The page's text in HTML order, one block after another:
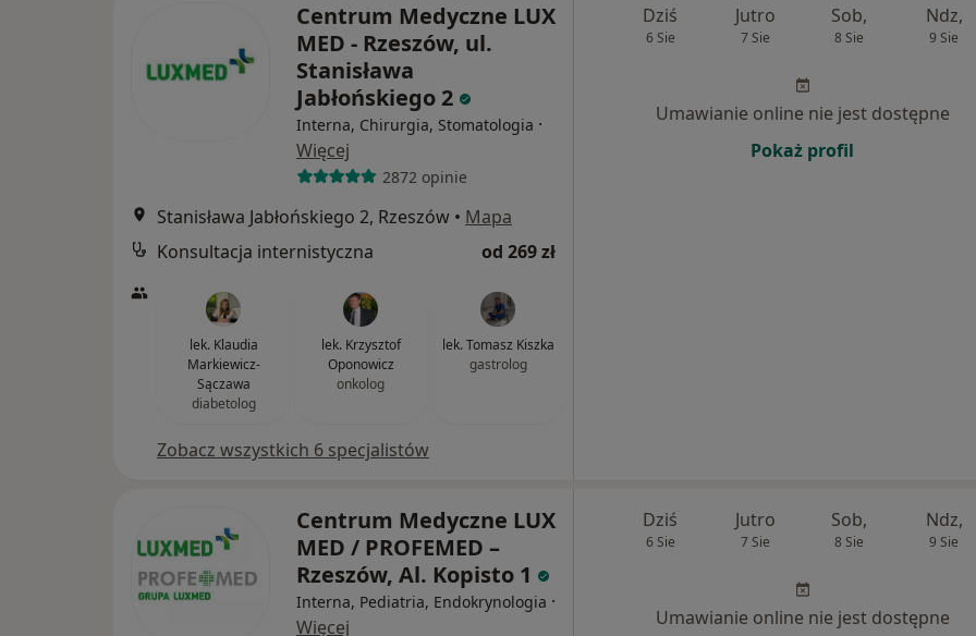
Centrum Medyczne LUX
MED - Rzeszów, ul.
Stanisława
Jabłońskiego 2
Interna, Chirurgia, Stomatologia ·
Więcej
2872 opinie
Stanisława Jabłońskiego 2, Rzeszów • Mapa
Konsultacja internistyczna
od 269 zł
lek. Klaudia
Markiewicz-
Sączawa
diabetolog
lek. Krzysztof
Oponowicz
onkolog
lek. Tomasz Kiszka
gastrolog
Zobacz wszystkich 6 specjalistów
Dziś
6 Sie
Jutro
7 Sie
Sob,
8 Sie
Ndz,
9 Sie
Umawianie online nie jest dostępne
Pokaż profil
Centrum Medyczne LUX
MED / PROFEMED –
Rzeszów, Al. Kopisto 1
Interna, Pediatria, Endokrynologia ·
Więcej
Dziś
6 Sie
Jutro
7 Sie
Sob,
8 Sie
Ndz,
9 Sie
Umawianie online nie jest dostępne